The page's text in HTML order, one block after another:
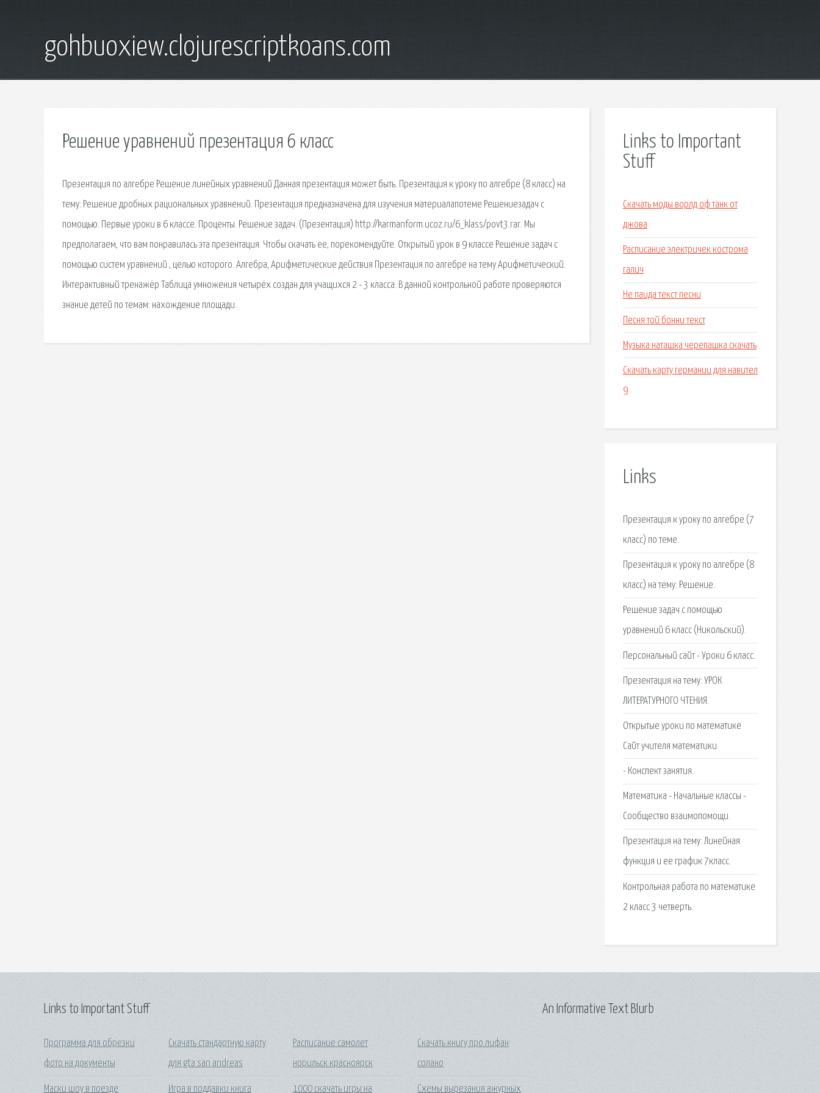
gohbuoxiew.clojurescriptkoans.com
Решение уравнений презентация 6 класс
Презентация по алгебре Решение линейных уравнений Данная презентация может быть. Презентация к уроку по алгебре (8 класс) на
тему: Решение дробных рациональных уравнений. Презентация предназначена для изучения материалапотеме Решениезадач с
помощью. Первые уроки в 6 классе. Проценты. Решение задач. (Презентация) http://karmanform.ucoz.ru/6_klass/povt3.rar. Мы
предполагаем, что вам понравилась эта презентация. Чтобы скачать ее, порекомендуйте. Открытый урок в 9 классе Решение задач с
помощью систем уравнений , целью которого. Алгебра, Арифметические действия Презентация по алгебре на тему Арифметический.
Интерактивный тренажёр Таблица умножения четырёх создан для учащихся 2 - 3 класса. В данной контрольной работе проверяются
знание детей по темам: нахождение площади.
Links to Important
Stuff
Скачать моды ворлд оф танк от
джова
Расписание электричек кострома
галич
Не паида текст песни
Песня той бонни текст
Музыка наташка черепашка скачать
Скачать карту германии для навител
9
Links
Презентация к уроку по алгебре (7
класс) по теме.
Презентация к уроку по алгебре (8
класс) на тему: Решение.
Решение задач с помощью
уравнений 6 класс (Никольский).
Персональный сайт - Уроки 6 класс.
Презентация на тему: УРОК
ЛИТЕРАТУРНОГО ЧТЕНИЯ.
Открытые уроки по математике
Сайт учителя математики.
- Конспект занятия.
Математика - Начальные классы -
Сообщество взаимопомощи.
Презентация на тему: Линейная
функция и ее график 7класс.
Контрольная работа по математике
2 класс 3 четверть.
Links to Important Stuff
Программа для обрезки
фото на документы
Маски шоу в поезде
Скачать стандартную карту
для gta san andreas
Игра в поддавки книга
Расписание самолет
норильск красноярск
1000 скачать игры на
Скачать книгу про лифан
солано
Схемы вырезания ажурных
An Informative Text Blurb